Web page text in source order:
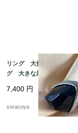
リング 大振りリン
グ 大きな黒い飾り 1
7,400 円
soracoya